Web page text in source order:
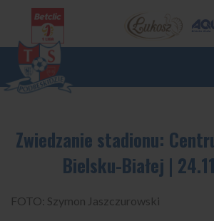
Zwiedzanie stadionu:
Bielsku-Białej |
FOTO: Szymon Jaszczurowski